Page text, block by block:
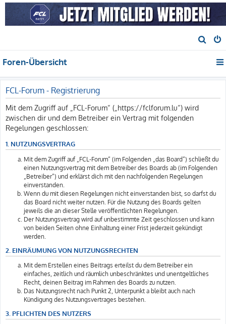
u
h
Foren-Übersicht
FCL-Forum - Registrierung
Mit dem Zugriff auf „FCL-Forum“ („https://fclforum.lu“) wird
zwischen dir und dem Betreiber ein Vertrag mit folgenden
Regelungen geschlossen:
1. NUTZUNGSVERTRAG
Mit dem Zugriff auf „FCL-Forum“ (im Folgenden „das Board“) schließt du
einen Nutzungsvertrag mit dem Betreiber des Boards ab (im Folgenden
„Betreiber“) und erklärst dich mit den nachfolgenden Regelungen
einverstanden.
Wenn du mit diesen Regelungen nicht einverstanden bist, so darfst du
das Board nicht weiter nutzen. Für die Nutzung des Boards gelten
jeweils die an dieser Stelle veröffentlichten Regelungen.
Der Nutzungsvertrag wird auf unbestimmte Zeit geschlossen und kann
von beiden Seiten ohne Einhaltung einer Frist jederzeit gekündigt
werden.
2. EINRÄUMUNG VON NUTZUNGSRECHTEN
Mit dem Erstellen eines Beitrags erteilst du dem Betreiber ein
einfaches, zeitlich und räumlich unbeschränktes und unentgeltliches
Recht, deinen Beitrag im Rahmen des Boards zu nutzen.
Das Nutzungsrecht nach Punkt 2, Unterpunkt a bleibt auch nach
Kündigung des Nutzungsvertrages bestehen.
3. PFLICHTEN DES NUTZERS